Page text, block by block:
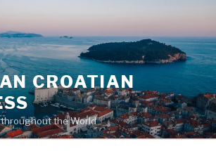
CROATIAN
the World